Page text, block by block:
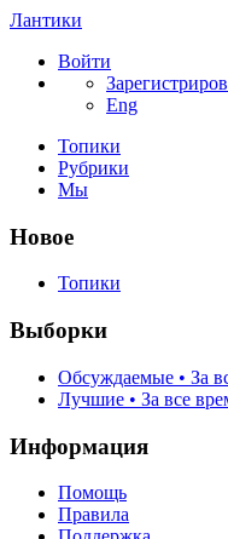
Лантики
Войти
Eng
Топики
Рубрики
Мы
Новое
Топики
Выборки
Обсуждаемые • За
Лучшие • За все
Информация
Помощь
Правила